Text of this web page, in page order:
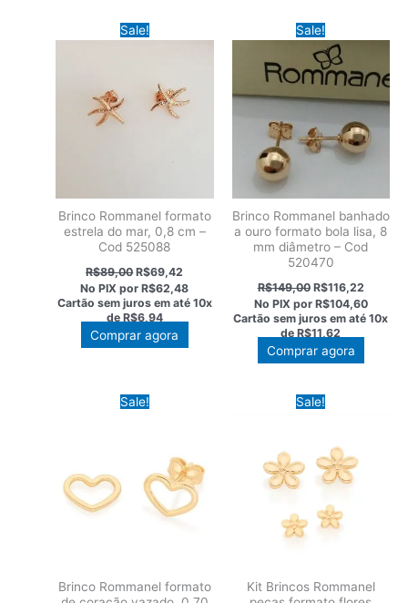
Sale!
Brinco Rommanel formato
estrela do mar, 0,8 cm –
Cod 525088
R$89,00O
preço
original
era:
R$89,00.
R$69,42
preço
atual
é:
R$69,42.
No PIX porR$62,48
Cartão sem juros em até 10x
deR$6,94
Comprar agora
Sale!
Brinco Rommanel banhado
a ouro formato bola lisa, 8
mm diâmetro – Cod
520470
R$149,00 O
preço
original
era:
R$149,00.
R$116,22O
preço
atual
é:
No PIX por R$104,60
Cartão sem juros em até10x
de R$11,62
Comprar agora
Sale!
Brinco Rommanel formato
Sale!
Kit Brincos Rommanel